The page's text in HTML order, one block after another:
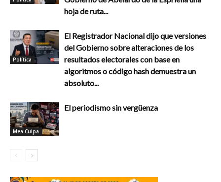
hoja de ruta...
Política
El Registrador Nacional dijo que versiones
del Gobierno sobre alteraciones de los
resultados electorales con base en
algoritmos o código hash demuestra un
absoluto...
Mea Culpa
El periodismo sin vergüenza